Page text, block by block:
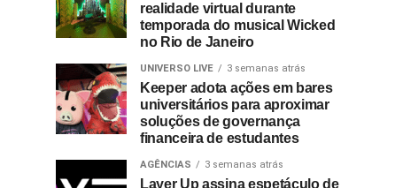
realidade virtual durante
temporada do musical Wicked
no Rio de Janeiro
UNIVERSO LIVE 3 semanas atrás
Keeper adota ações em bares
universitários para aproximar
soluções de governança
financeira de estudantes
AGÊNCIAS 3 semanas atrás
Layer Up assina espetáculo de